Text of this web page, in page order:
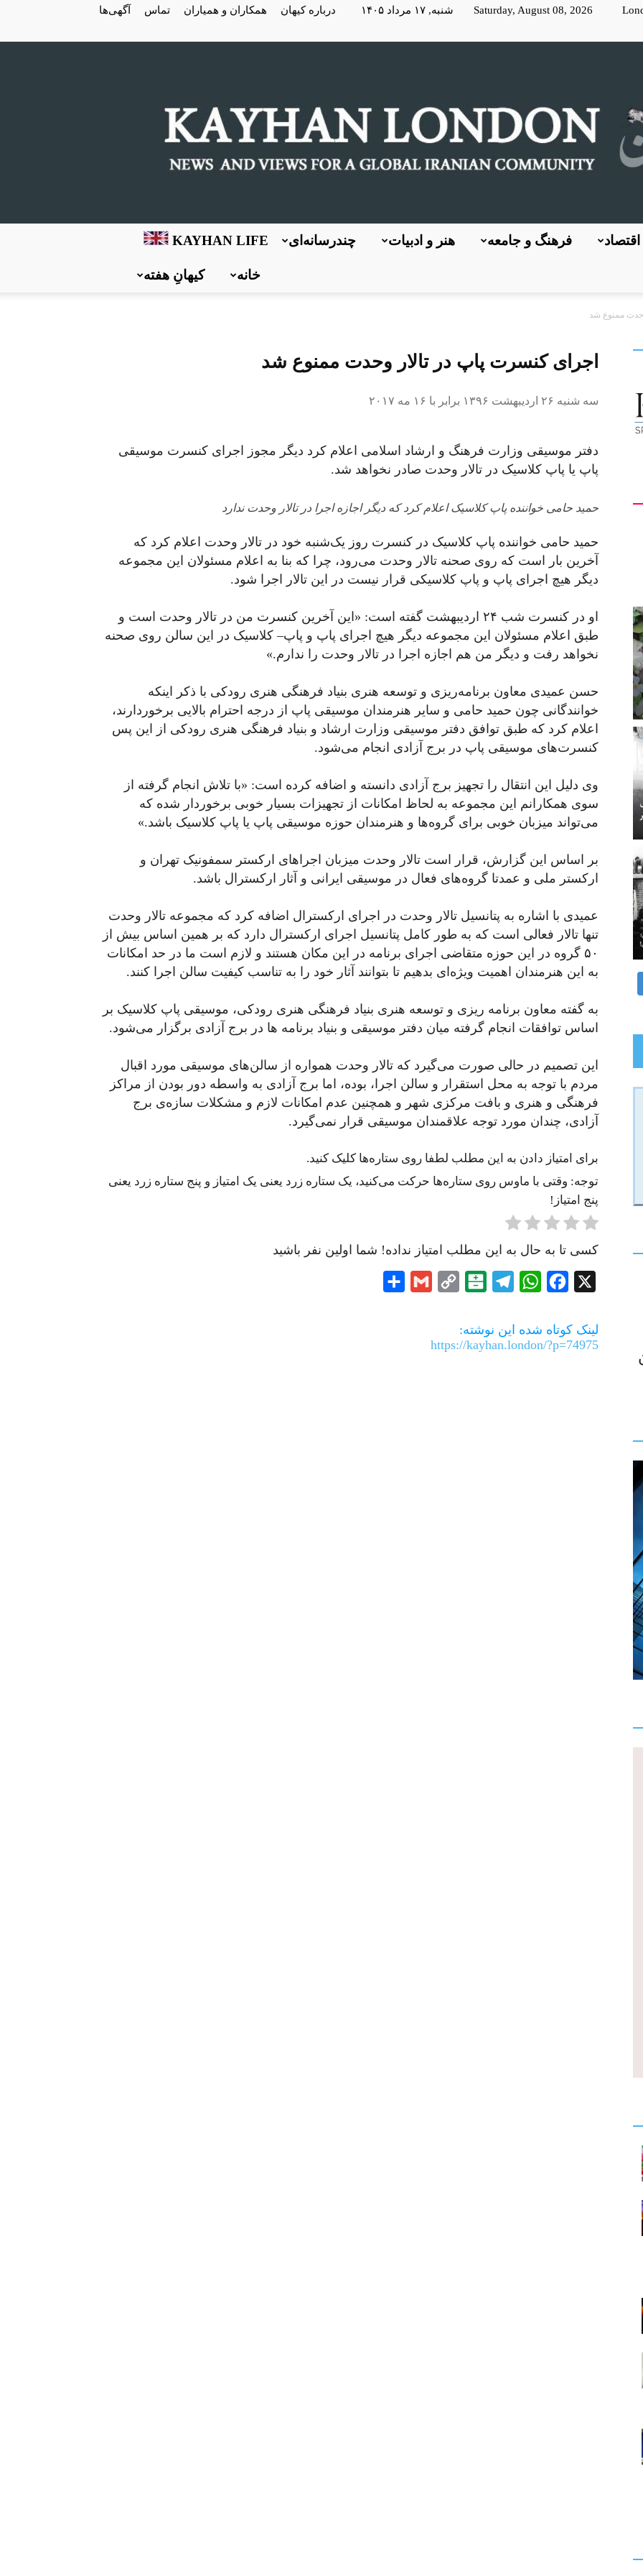
Saturday, August 08, 2026 شنبه, ۱۷ مرداد ۱۴۰۵ درباره کیهان همکاران و همیاران تماس آگهی‌ها
کیهان
لندن
KAYHAN LIFE چندرسانه‌ای هنر و ادبیات فرهنگ و جامعه اقتصاد
کیهانِ هفته خانه
ممنوع شد
اجرای کنسرت پاپ در تالار وحدت ممنوع شد
سه شنبه ۲۶ اردیبهشت ۱۳۹۶ برابر با ۱۶ مه ۲۰۱۷
دفتر موسیقی وزارت فرهنگ و ارشاد اسلامی اعلام کرد دیگر مجوز اجرای کنسرت موسیقی
پاپ یا پاپ کلاسیک در تالار وحدت صادر نخواهد شد.
حمید حامی خواننده پاپ کلاسیک اعلام کرد که دیگر اجازه اجرا در تالار وحدت ندارد
حمید حامی خواننده پاپ کلاسیک در کنسرت روز یک‌شنبه خود در تالار وحدت اعلام کرد که
آخرین بار است که روی صحنه تالار وحدت می‌رود، چرا که بنا به اعلام مسئولان این مجموعه
دیگر هیچ اجرای پاپ و پاپ کلاسیکی قرار نیست در این تالار اجرا شود.
او در کنسرت شب ۲۴ اردیبهشت گفته است: «این آخرین کنسرت من در تالار وحدت است و
طبق اعلام مسئولان این مجموعه دیگر هیچ اجرای پاپ و پاپ– کلاسیک در این سالن روی صحنه
نخواهد رفت و دیگر من هم اجازه اجرا در تالار وحدت را ندارم.»
حسن عمیدی معاون برنامه‌ریزی و توسعه هنری بنیاد فرهنگی هنری رودکی با ذکر اینکه
خوانندگانی چون حمید حامی و سایر هنرمندان موسیقی پاپ از درجه احترام بالایی برخوردارند،
اعلام کرد که طبق توافق دفتر موسیقی وزارت ارشاد و بنیاد فرهنگی هنری رودکی از این پس
کنسرت‌های موسیقی پاپ در برج آزادی انجام می‌شود.
وی دلیل این انتقال را تجهیز برج آزادی دانسته و اضافه کرده است: «با تلاش انجام گرفته از
سوی همکارانم این مجموعه به لحاظ امکانات از تجهیزات بسیار خوبی برخوردار شده که
می‌تواند میزبان خوبی برای گروه‌ها و هنرمندان حوزه موسیقی پاپ یا پاپ کلاسیک باشد.»
بر اساس این گزارش، قرار است تالار وحدت میزبان اجراهای ارکستر سمفونیک تهران و
ارکستر ملی و عمدتا گروه‌های فعال در موسیقی ایرانی و آثار ارکسترال باشد.
عمیدی با اشاره به پتانسیل تالار وحدت در اجرای ارکسترال اضافه کرد که مجموعه تالار وحدت
تنها تالار فعالی است که به طور کامل پتانسیل اجرای ارکسترال دارد که بر همین اساس بیش از
۵۰ گروه در این حوزه متقاضی اجرای برنامه در این مکان هستند و لازم است ما در حد امکانات
به این هنرمندان اهمیت ویژه‌ای بدهیم تا بتوانند آثار خود را به تناسب کیفیت سالن اجرا کنند.
به گفته معاون برنامه ریزی و توسعه هنری بنیاد فرهنگی هنری رودکی، موسیقی پاپ کلاسیک بر
اساس توافقات انجام گرفته میان دفتر موسیقی و بنیاد برنامه ها در برج آزادی برگزار می‌شود.
این تصمیم در حالی صورت می‌گیرد که تالار وحدت همواره از سالن‌های موسیقی مورد اقبال
مردم با توجه به محل استقرار و سالن اجرا، بوده، اما برج آزادی به واسطه دور بودن از مراکز
فرهنگی و هنری و بافت مرکزی شهر و همچنین عدم امکانات لازم و مشکلات سازه‌ی برج
آزادی، چندان مورد توجه علاقمندان موسیقی قرار نمی‌گیرد.
برای امتیاز دادن به این مطلب لطفا روی ستاره‌ها کلیک کنید.
توجه: وقتی با ماوس روی ستاره‌ها حرکت می‌کنید، یک ستاره زرد یعنی یک امتیاز و پنج ستاره زرد یعنی
پنج امتیاز!
کسی تا به حال به این مطلب امتیاز نداده! شما اولین نفر باشید
X
Facebook
WhatsApp
Telegram
Balatarin
Copy
Gmail
لینک کوتاه شده این نوشته:
https://kayhan.london/?p=74975